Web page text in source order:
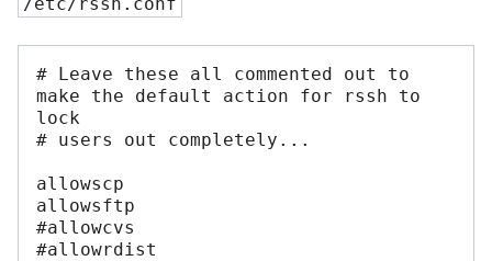
# Leave these all commented out to
make the default action for rssh to
lock
# users out completely...
allowscp
allowsftp
#allowcvs
#allowrdist